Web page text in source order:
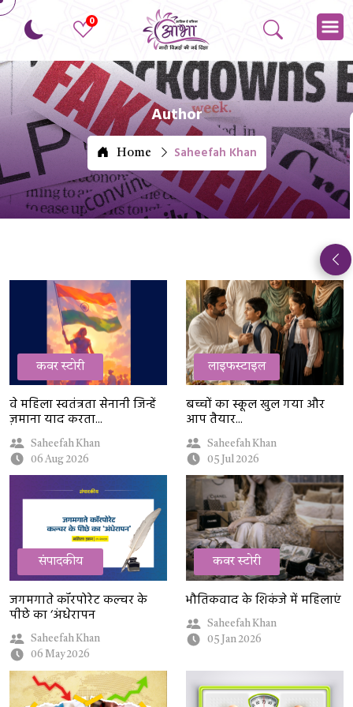
0
Author
Home Saheefah Khan
कवर स्टोरी
वे महिला स्वतंत्रता सेनानी जिन्हें
ज़माना याद करता...
Saheefah Khan
06 Aug 2026
लाइफस्टाइल
बच्चों का स्कूल खुल गया और
आप तैयार...
Saheefah Khan
05 Jul 2026
संपादकीय
जगमगाते कॉरपोरेट कल्चर के
पीछे का ‘अंधेरापन
Saheefah Khan
06 May 2026
कवर स्टोरी
भौतिकवाद के शिकंजे में महिलाएं
Saheefah Khan
05 Jan 2026